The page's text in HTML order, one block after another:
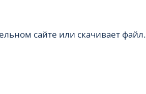
сайте или скачивает файл.